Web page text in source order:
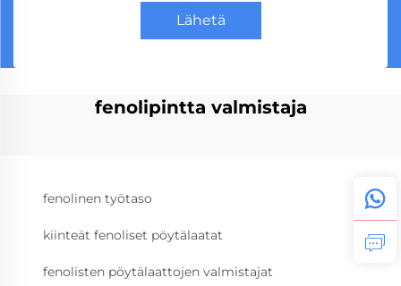
Lähetä
fenolipintta valmistaja
fenolinen työtaso
kiinteät fenoliset pöytälaatat
fenolisten pöytälaattojen valmistajat